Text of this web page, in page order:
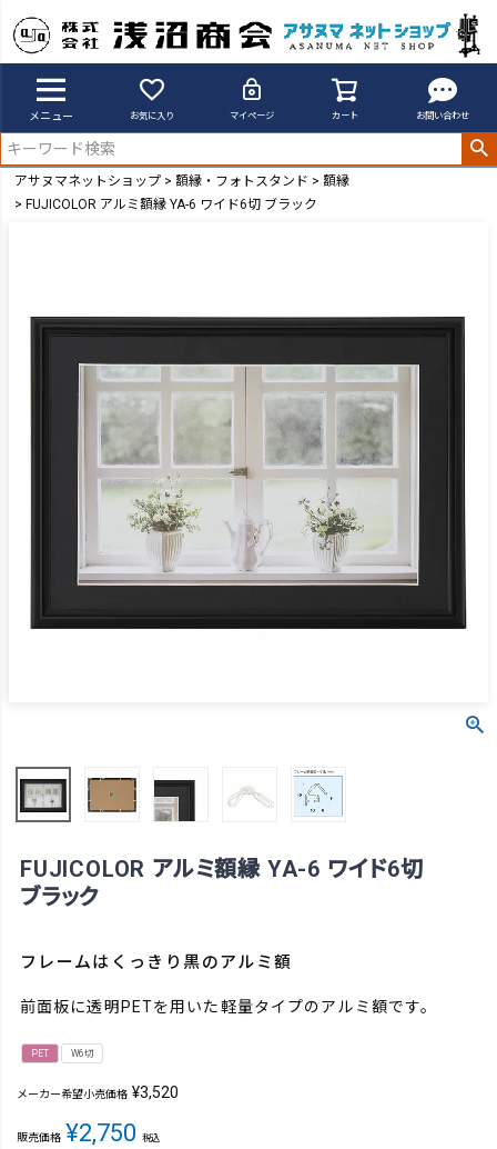
メニュー お気に入り マイページ カート お問い合わせ
アサヌマネットショップ 額縁・フォトスタンド
額縁
FUJICOLOR アルミ額縁 YA-6 ワイド6切 ブラック
FUJICOLOR アルミ額縁 YA-6 ワイド6切
ブラック
フレームはくっきり黒のアルミ額
前面板に透明PETを用いた軽量タイプのアルミ額です。
PET W6切
メーカー希望小売価格 ¥3,520
販売価格 ¥2,750 税込